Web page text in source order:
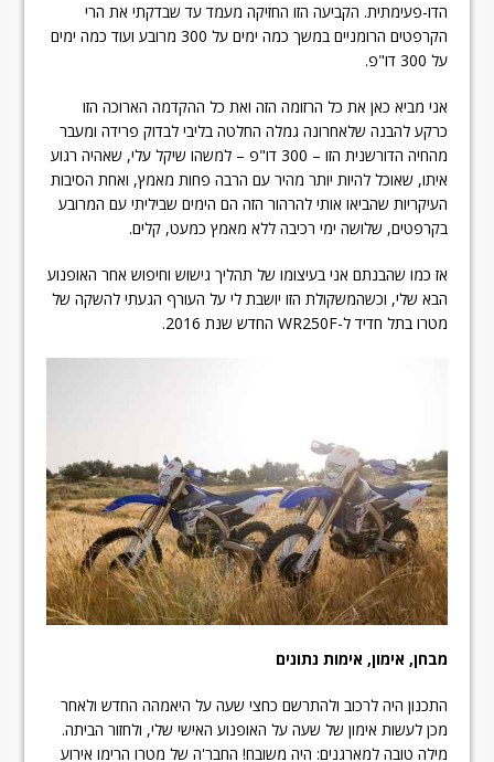
הדו-פעימתית. הקביעה הזו החזיקה מעמד עד שבדקתי את הרי
הקרפטים הרומניים במשך כמה ימים על 300 מרובע ועוד כמה ימים
על 300 דו"פ.
אני מביא כאן את כל הרזומה הזה ואת כל ההקדמה הארוכה הזו
כרקע להבנה שלאחרונה גמלה החלטה בליבי לבדוק פרידה ומעבר
מהחיה הדורשנית הזו – 300 דו"פ – למשהו שיקל עלי, שאהיה רגוע
איתו, שאוכל להיות יותר מהיר עם הרבה פחות מאמץ, ואחת הסיבות
העיקריות שהביאו אותי להרהור הזה הם הימים שביליתי עם המרובע
בקרפטים, שלושה ימי רכיבה ללא מאמץ כמעט, קלים.
אז כמו שהבנתם אני בעיצומו של תהליך גישוש וחיפוש אחר האופנוע
הבא שלי, וכשהמשקולת הזו יושבת לי על העורף הגעתי להשקה של
מטרו בתל חדיד ל-WR250F החדש שנת 2016.
מבחן, אימון, אימות נתונים
התכנון היה לרכוב ולהתרשם כחצי שעה על היאמהה החדש ולאחר
מכן לעשות אימון של שעה על האופנוע האישי שלי, ולחזור הביתה.
מילה טובה למארגנים: היה משובח! החבר'ה של מטרו הרימו אירוע